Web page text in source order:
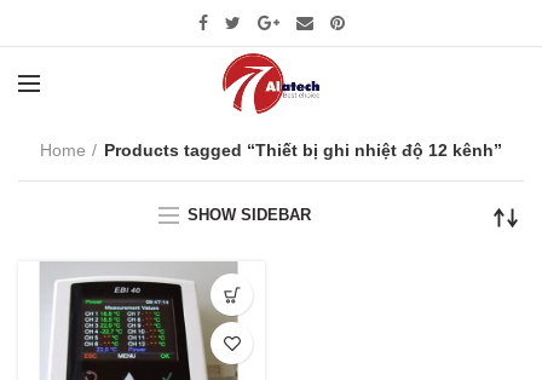
Home Products tagged “Thiết bị ghi nhiệt độ 12 kênh”
SHOW SIDEBAR